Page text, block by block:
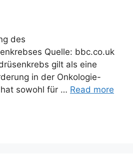
des
Quelle: bbc.co.uk
gilt als eine
in der Onkologie-
sowohl für … Read more